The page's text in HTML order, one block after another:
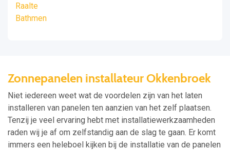
Raalte
Bathmen
Zonnepanelen installateur Okkenbroek
Niet iedereen weet wat de voordelen zijn van het laten
installeren van panelen ten aanzien van het zelf plaatsen.
Tenzij je veel ervaring hebt met installatiewerkzaamheden
raden wij je af om zelfstandig aan de slag te gaan. Er komt
immers een heleboel kijken bij de installatie van de panelen